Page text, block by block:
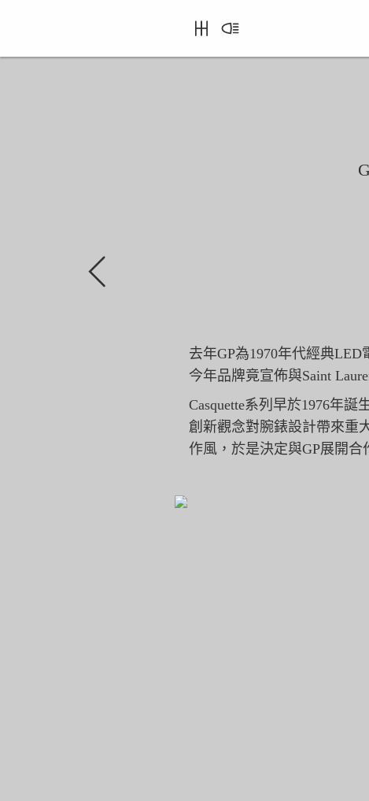
去年GP為1970年代經典LED
今年品牌竟宣佈與Saint
Casquette系列早於1976年誕
創新觀念對腕錶設計帶來重
作風， 於是決定與GP展開合